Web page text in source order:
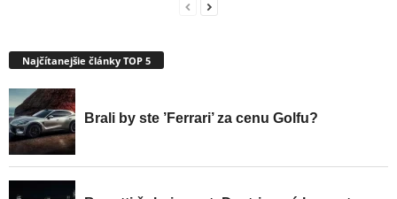
Najčítanejšie články TOP 5